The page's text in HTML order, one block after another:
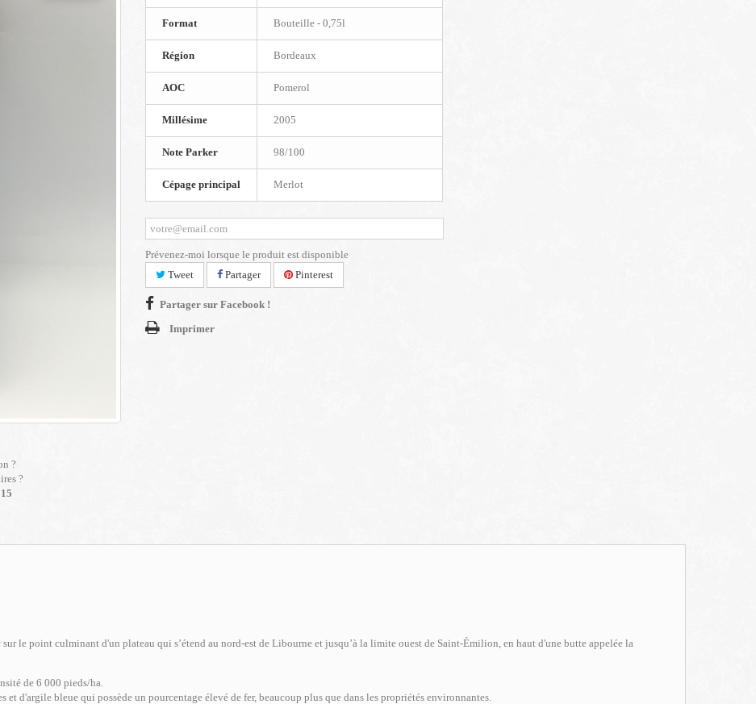
?
?
Format Bouteille - 0,75l
Région Bordeaux
AOC Pomerol
Millésime 2005
Note Parker 98/100
Cépage principal Merlot
Prévenez-moi lorsque le produit est disponible
Tweet
Partager Pinterest
Partager sur Facebook !
Imprimer
le point culminant d'un plateau qui s’étend au nord-est de Libourne et jusqu’à la limite ouest de Saint-Émilion, en haut d'une butte appelée la
de 6 000 pieds/ha.
d'argile bleue qui possède un pourcentage élevé de fer, beaucoup plus que dans les propriétés environnantes.